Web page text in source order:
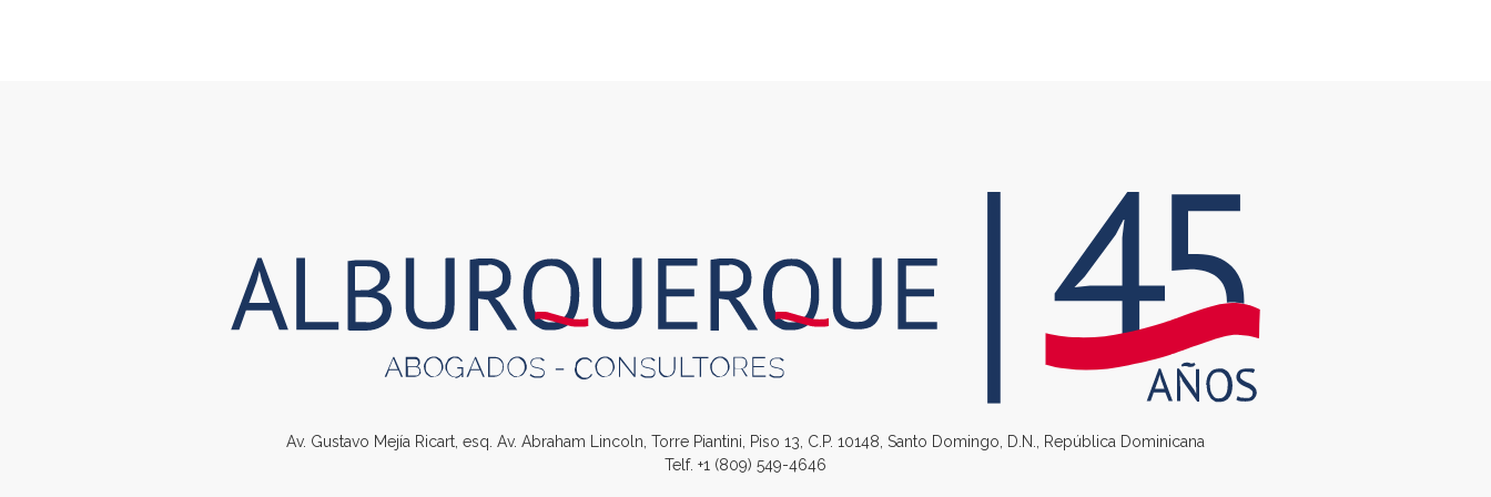
Av. Gustavo Mejía Ricart, esq. Av. Abraham Lincoln, Torre Piantini, Piso 13, C.P. 10148, Santo Domingo, D.N., República Dominicana
Telf. +1 (809) 549-4646